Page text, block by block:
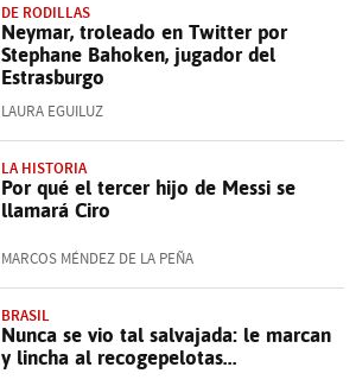
DE RODILLAS
Neymar, troleado en Twitter por
Stephane Bahoken, jugador del
Estrasburgo
LAURA EGUILUZ
LA HISTORIA
Por qué el tercer hijo de Messi se
llamará Ciro
MARCOS MÉNDEZ DE LA PEÑA
BRASIL
Nunca se vio tal salvajada: le marcan
y lincha al recogepelotas...